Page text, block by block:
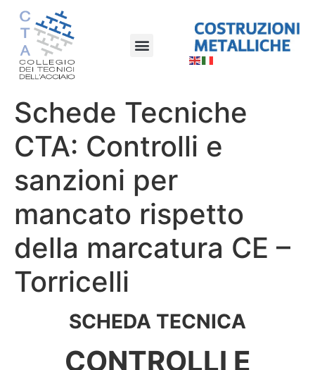
Schede Tecniche
CTA: Controlli e
sanzioni per
mancato rispetto
della marcatura CE –
Torricelli
SCHEDA TECNICA
CONTROLLI E